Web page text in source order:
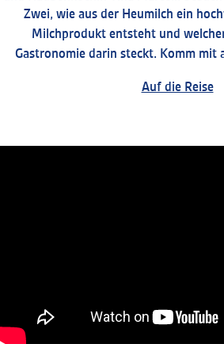
Zwei, wie aus der Heumilch ein
Milchprodukt entsteht und
Gastronomie darin steckt. Komm mit
Auf die Reise